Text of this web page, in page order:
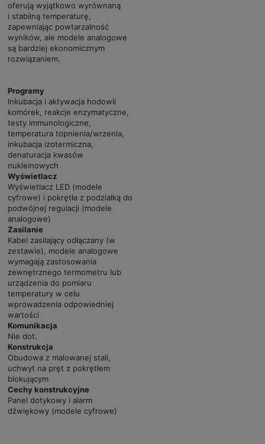
oferują wyjątkowo wyrównaną
i stabilną temperaturę,
zapewniając powtarzalność
wyników, ale modele analogowe
są bardziej ekonomicznym
rozwiązaniem.
Programy
Inkubacja i aktywacja hodowli
komórek, reakcje enzymatyczne,
testy immunologiczne,
temperatura topnienia/wrzenia,
inkubacja izotermiczna,
denaturacja kwasów
nukleinowych
Wyświetlacz
Wyświetlacz LED (modele
cyfrowe) i pokrętła z podziałką do
podwójnej regulacji (modele
analogowe)
Zasilanie
Kabel zasilający odłączany (w
zestawie), modele analogowe
wymagają zastosowania
zewnętrznego termometru lub
urządzenia do pomiaru
temperatury w celu
wprowadzenia odpowiedniej
wartości
Komunikacja
Nie dot.
Konstrukcja
Obudowa z malowanej stali,
uchwyt na pręt z pokrętłem
blokującym
Cechy konstrukcyjne
Panel dotykowy i alarm
dźwiękowy (modele cyfrowe)